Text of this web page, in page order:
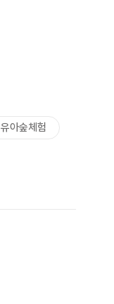
유아숲체험